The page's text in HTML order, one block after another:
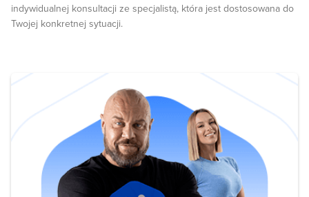
indywidualnej konsultacji ze specjalistą, która jest dostosowana do
Twojej konkretnej sytuacji.